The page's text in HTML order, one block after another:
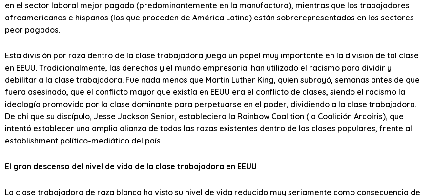
en el sector laboral mejor pagado (predominantemente en la manufactura), mientras que los trabajadores
afroamericanos e hispanos (los que proceden de América Latina) están sobrerepresentados en los sectores
peor pagados.
Esta división por raza dentro de la clase trabajadora juega un papel muy importante en la división de tal clase
en EEUU. Tradicionalmente, las derechas y el mundo empresarial han utilizado el racismo para dividir y
debilitar a la clase trabajadora. Fue nada menos que Martin Luther King, quien subrayó, semanas antes de que
fuera asesinado, que el conflicto mayor que existía en EEUU era el conflicto de clases, siendo el racismo la
ideología promovida por la clase dominante para perpetuarse en el poder, dividiendo a la clase trabajadora.
De ahí que su discípulo, Jesse Jackson Senior, estableciera la Rainbow Coalition (la Coalición Arcoíris), que
intentó establecer una amplia alianza de todas las razas existentes dentro de las clases populares, frente al
establishment político-mediático del país.
El gran descenso del nivel de vida de la clase trabajadora en EEUU
La clase trabajadora de raza blanca ha visto su nivel de vida reducido muy seriamente como consecuencia de